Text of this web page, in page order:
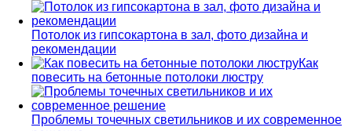
Потолок из гипсокартона в зал, фото дизайна и
рекомендации
Как
повесить на бетонные потолоки люстру
Проблемы точечных светильников и их современное